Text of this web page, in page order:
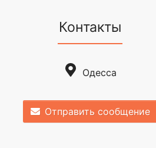
Контакты
Одесса
Отправить сообщение